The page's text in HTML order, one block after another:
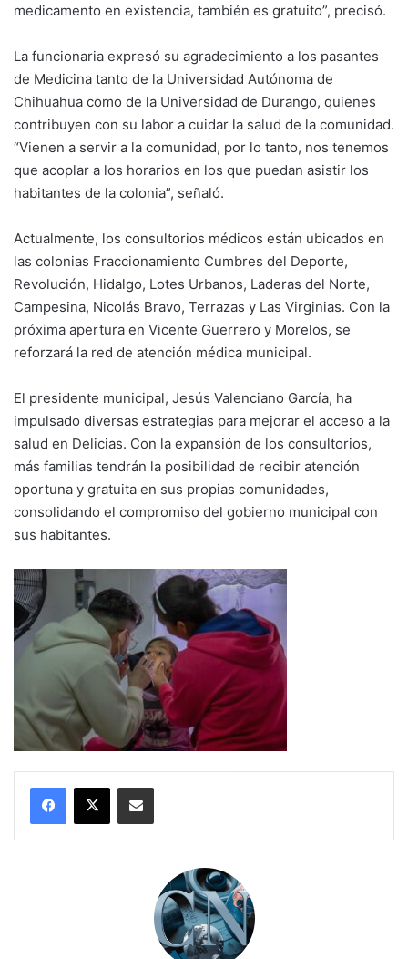
medicamento en existencia, también es gratuito”, precisó.
La funcionaria expresó su agradecimiento a los pasantes
de Medicina tanto de la Universidad Autónoma de
Chihuahua como de la Universidad de Durango, quienes
contribuyen con su labor a cuidar la salud de la comunidad.
“Vienen a servir a la comunidad, por lo tanto, nos tenemos
que acoplar a los horarios en los que puedan asistir los
habitantes de la colonia”, señaló.
Actualmente, los consultorios médicos están ubicados en
las colonias Fraccionamiento Cumbres del Deporte,
Revolución, Hidalgo, Lotes Urbanos, Laderas del Norte,
Campesina, Nicolás Bravo, Terrazas y Las Virginias. Con la
próxima apertura en Vicente Guerrero y Morelos, se
reforzará la red de atención médica municipal.
El presidente municipal, Jesús Valenciano García, ha
impulsado diversas estrategias para mejorar el acceso a la
salud en Delicias. Con la expansión de los consultorios,
más familias tendrán la posibilidad de recibir atención
oportuna y gratuita en sus propias comunidades,
consolidando el compromiso del gobierno municipal con
sus habitantes.
Compartir por correo electrónico